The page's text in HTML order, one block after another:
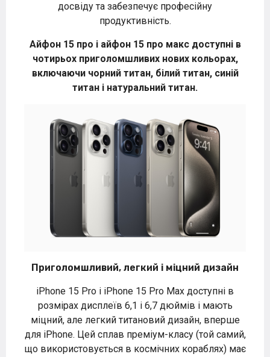
досвіду та забезпечує професійну
продуктивність.
Айфон 15 про і айфон 15 про макс доступні в
чотирьох приголомшливих нових кольорах,
включаючи чорний титан, білий титан, синій
титан і натуральний титан.
Приголомшливий, легкий і міцний дизайн
iPhone 15 Pro і iPhone 15 Pro Max доступні в
розмірах дисплеїв 6,1 і 6,7 дюймів і мають
міцний, але легкий титановий дизайн, вперше
для iPhone. Цей сплав преміум-класу (той самий,
що використовується в космічних кораблях) має